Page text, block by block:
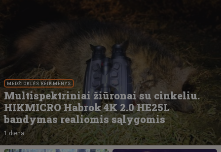
MEDŽIOKLĖS REIKMENYS
Multispektriniai žiūronai su cinkeliu.
HIKMICRO Habrok 4K 2.0 HE25L
bandymas realiomis sąlygomis
1 diena